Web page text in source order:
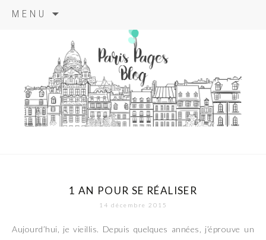
MENU
principal
paris pages
blog
1 AN POUR SE RÉALISER
14 décembre 2015
Aujourd’hui, je vieillis. Depuis quelques années, j’éprouve un